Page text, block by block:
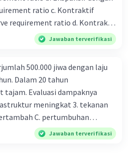
ratio c. Kontraktif
requirement ratio d. Kontraktif
requirement ratio e.
tingkat diskonto Bila Bank
Menimbulkan inflasi di mana
beredar (penawaran uang) naik
b. Menimbulkan deflasi di
uang beredar (penawaran
kanan atas c. Tingkat bunga
kurva jumlah uang beredar
Jawaban terverifikasi
500.000 jiwa dengan laju
Dalam 20 tahun
Evaluasi dampaknya
meningkat 3. tekanan
C. pertumbuhan
jangka panjang D. tidak
E. proyeksi penduduk penting
Jawaban terverifikasi